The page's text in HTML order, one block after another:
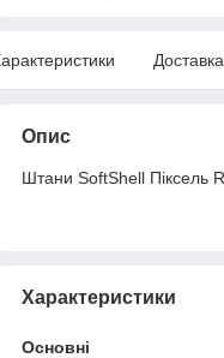
Доставка
Опис
Штани SoftShell Піксель R
Характеристики
Основні